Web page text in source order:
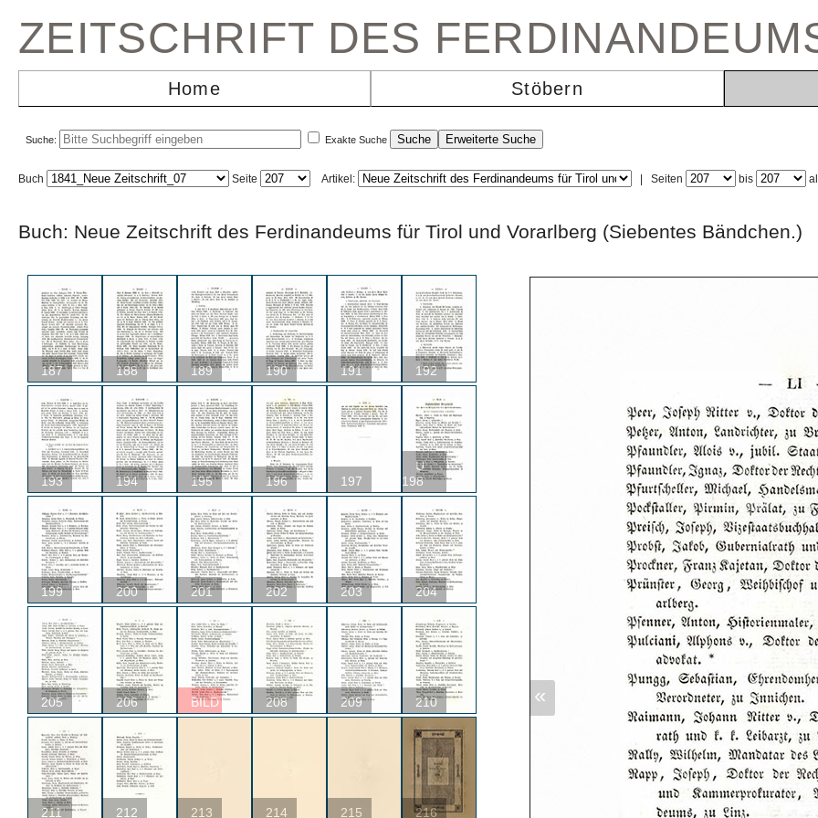
ZEITSCHRIFT DES
Home Stöbern
Suche: Exakte Suche
Buch Seite Artikel: Seiten bis
Buch: Neue Zeitschrift des Ferdinandeums für Tirol und Vorarlberg (Siebentes
187 188 189 190 191 192
193 194 195 196 197
U
198
199 200 201 202 203 204
205 206 BILD 208 209 210
211 212 213 214 215 216
«